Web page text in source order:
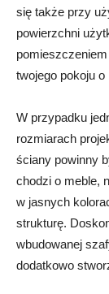
się także przy
powierzchni
twojego pokoju
W przypadku
rozmiarach
ściany powinny
chodzi o meble,
w jasnych
strukturę.
wbudowanej
dodatkowo